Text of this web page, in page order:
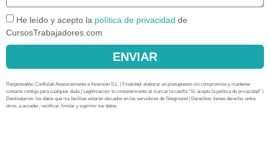
He leído y acepto la política de privacidad de
CursosTrabajadores.com
ENVIAR
Responsable: Confislab Asesoramiento e Inversión S.L. | Finalidad: elaborar un presupuesto sin compromiso y mantener
contacto contigo para cualquier duda | Legitimación: tu consentimiento al marcar la casilla “Sí, acepto la política de privacidad” |
Destinatarios: los datos que me facilitas estarán ubicados en los servidores de Siteground | Derechos: tienes derecho, entre
otros, a acceder, rectificar, limitar y suprimir tus datos.